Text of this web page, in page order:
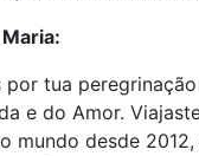
por tua
e do Amor.
mundo desde